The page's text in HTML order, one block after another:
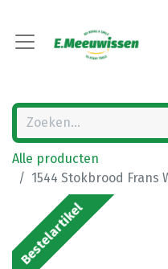
Alle producten
1544 Stokbrood Frans
Bestelartikel